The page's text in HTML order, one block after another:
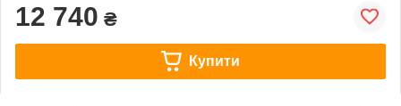
12 740 ₴
Купити